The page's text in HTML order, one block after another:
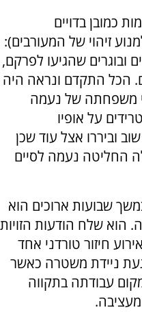
כמובן בדויים
זיהוי של המעורבים):
ובוגרים שהגיעו לפרקם,
הכל התקדם ונראה היה
משפחתה של נעמה
על אופיו
וביררו אצל עוד שכן
החליטה נעמה לסיים
שבועות ארוכים הוא
הוא שלח הודעות הזויות
חיזור טורדני אחד
ניידת משטרה כאשר
עבודתה בתקווה